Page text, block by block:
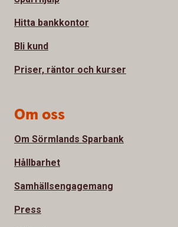
Hitta bankkontor
Bli kund
Priser, räntor och kurser
Om oss
Om Sörmlands Sparbank
Hållbarhet
Samhällsengagemang
Press